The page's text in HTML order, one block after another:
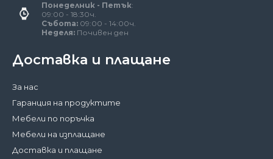
Понеделник - Петък:
09:00 - 18:30ч.
Събота: 09:00 - 14:00ч.
Неделя: Почивен ден
Доставка и плащане
За нас
Гаранция на продуктите
Мебели по поръчка
Мебели на изплащане
Доставка и плащане